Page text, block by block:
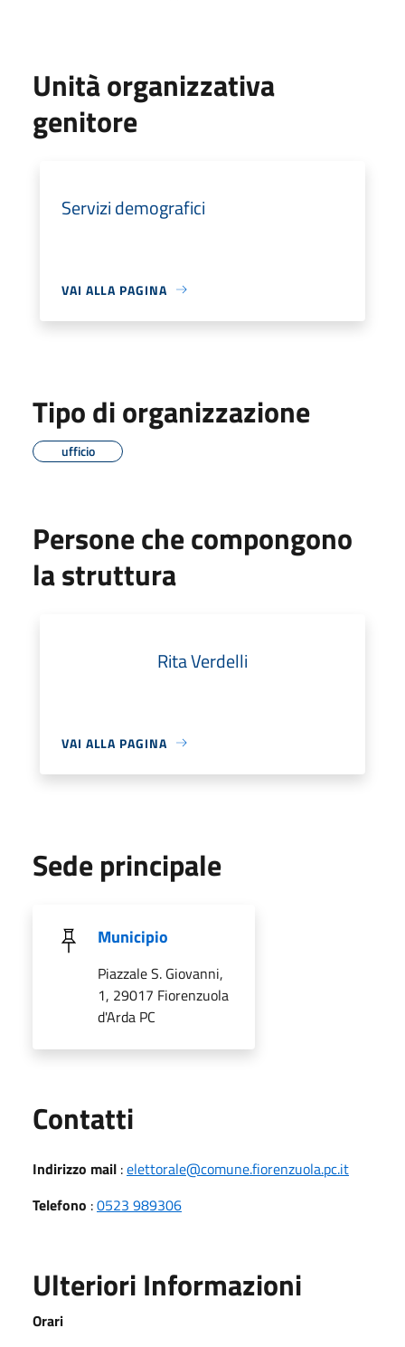
Unità organizzativa
genitore
Servizi demografici
VAI ALLA PAGINA
Tipo di organizzazione
ufficio
Persone che compongono
la struttura
Rita Verdelli
VAI ALLA PAGINA
Sede principale
Municipio
Piazzale S. Giovanni,
1, 29017 Fiorenzuola
d'Arda PC
Contatti
Indirizzo mail :elettorale@comune.fiorenzuola.pc.it
Telefono :0523 989306
Ulteriori Informazioni
Orari